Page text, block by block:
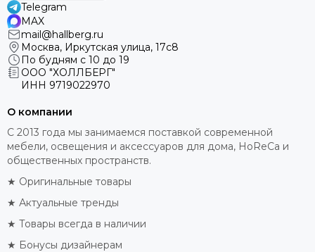
Telegram
MAX
mail@hallberg.ru
Москва, Иркутская улица, 17с8
По будням с 10 до 19
ООО "ХОЛЛБЕРГ"
ИНН 9719022970
О компании
С 2013 года мы занимаемся поставкой современной
мебели, освещения и аксессуаров для дома, HoReCa и
общественных пространств.
★ Оригинальные товары
★ Актуальные тренды
★ Товары всегда в наличии
★ Бонусы дизайнерам